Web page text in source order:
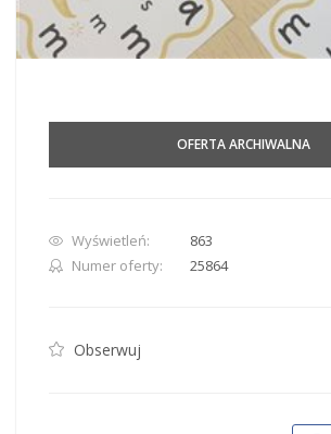
OFERTA ARCHIWALNA
Wyświetleń:
863
Numer oferty:
25864
Obserwuj